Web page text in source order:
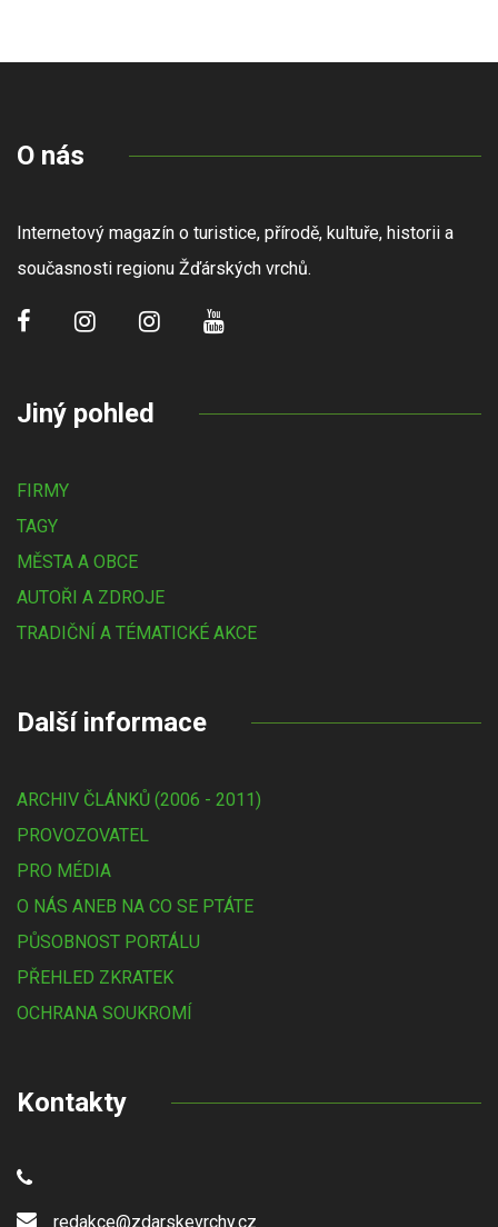
O nás
Internetový magazín o turistice, přírodě, kultuře, historii a
současnosti regionu Žďárských vrchů.
Jiný pohled
FIRMY
TAGY
MĚSTA A OBCE
AUTOŘI A ZDROJE
TRADIČNÍ A TÉMATICKÉ AKCE
Další informace
ARCHIV ČLÁNKŮ (2006 - 2011)
PROVOZOVATEL
PRO MÉDIA
O NÁS ANEB NA CO SE PTÁTE
PŮSOBNOST PORTÁLU
PŘEHLED ZKRATEK
OCHRANA SOUKROMÍ
Kontakty
redakce@zdarskevrchy.cz